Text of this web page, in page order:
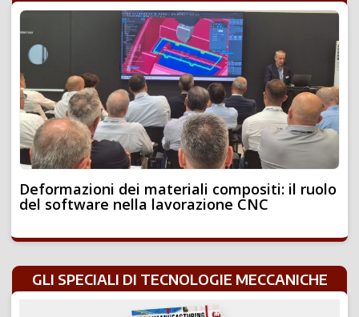
Deformazioni dei materiali compositi: il ruolo
del software nella lavorazione CNC
GLI SPECIALI DI TECNOLOGIE MECCANICHE